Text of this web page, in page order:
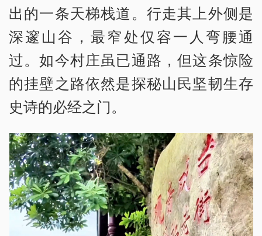
出的一条天梯栈道。行走其上外侧是
深邃山谷，最窄处仅容一人弯腰通
过。如今村庄虽已通路，但这条惊险
的挂壁之路依然是探秘山民坚韧生存
史诗的必经之门。